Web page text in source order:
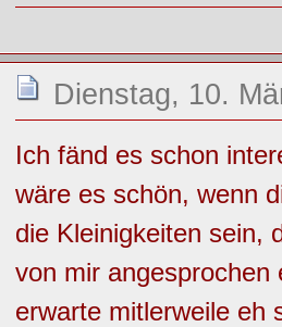
Dienstag, 10.
Ich fänd es schon
wäre es schön, wenn
die Kleinigkeiten sein,
von mir angesprochen
erwarte mitlerweile eh